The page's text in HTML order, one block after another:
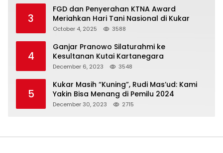
3
FGD dan Penyerahan KTNA Award
Meriahkan Hari Tani Nasional di Kukar
October 4, 2025 3588
4
Ganjar Pranowo Silaturahmi ke
Kesultanan Kutai Kartanegara
December 6, 2023 3548
5
Kukar Masih “Kuning”, Rudi Mas’ud: Kami
Yakin Bisa Menang di Pemilu 2024
December 30, 2023 2715